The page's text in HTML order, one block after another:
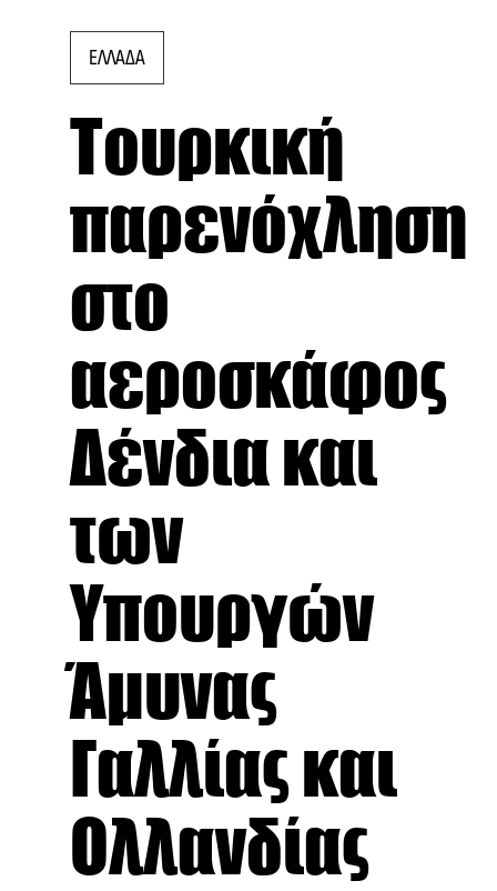
ΕΛΛΑΔΑ
Τουρκική
παρενόχληση
στο
αεροσκάφος
Δένδια και
των
Υπουργών
Άμυνας
Γαλλίας και
Ολλανδίας